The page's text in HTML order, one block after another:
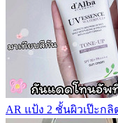
AR แป้ง 2 ชั้นผิวเป๊ะกลิ